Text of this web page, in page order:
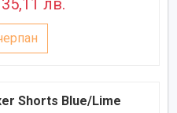
лв.
Shorts Blue/Lime